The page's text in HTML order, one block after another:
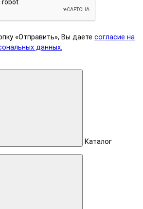
«Отправить», Вы даете согласие на
данных.
Каталог